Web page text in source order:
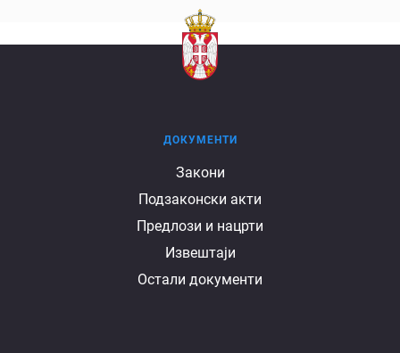
ДОКУМЕНТИ
Закони
Подзаконски акти
Предлози и нацрти
Извештаји
Остали документи